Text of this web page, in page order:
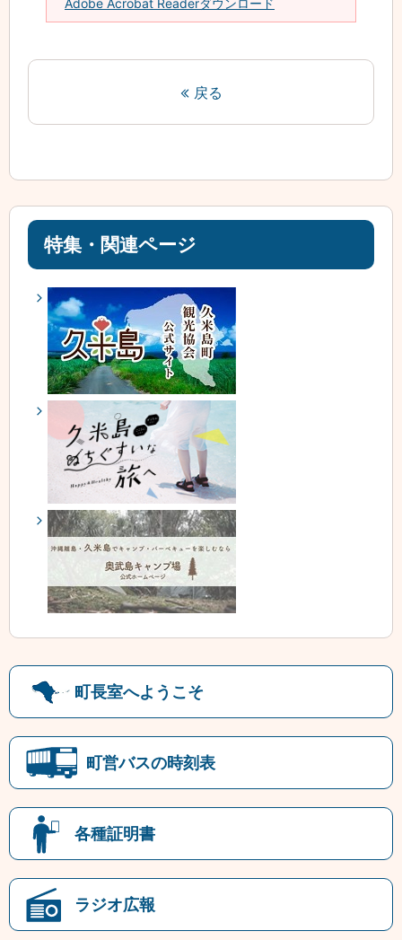
Adobe Acrobat Readerダウンロード
戻る
特集・関連ページ
町長室へようこそ
町営バスの時刻表
各種証明書
ラジオ広報